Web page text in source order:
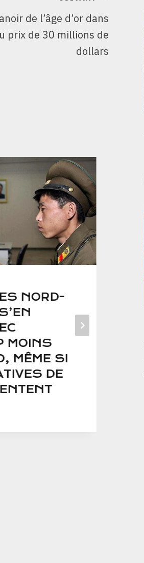
de l’âge d’or dans
prix de 30 millions de
dollars
NORD-
MOINS
MÊME SI
DE